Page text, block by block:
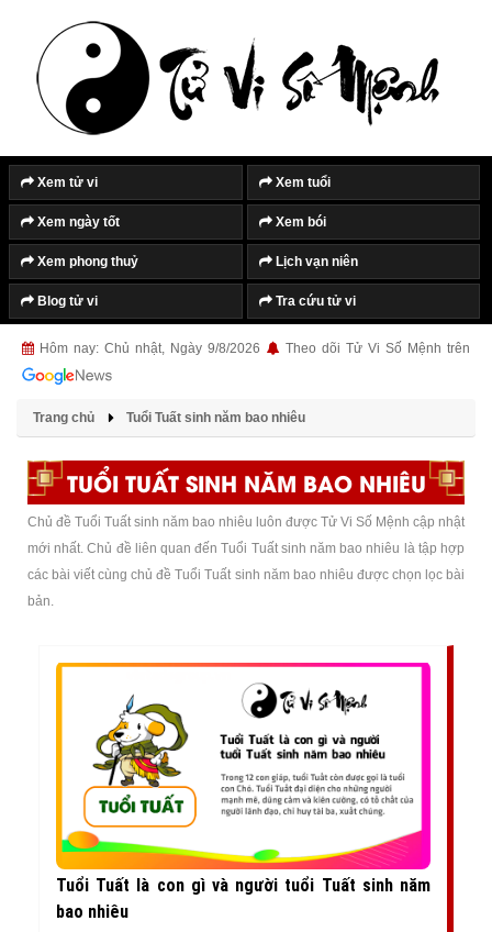
Xem tử vi Xem tuổi
Xem ngày tốt Xem bói
Xem phong thuỷ Lịch vạn niên
Blog tử vi Tra cứu tử vi
Hôm nay: Chủ nhật, Ngày 9/8/2026 Theo dõi Tử Vi Số Mệnh trên
Trang chủ Tuổi Tuất sinh năm bao nhiêu
TUỔI TUẤT SINH NĂM BAO NHIÊU
Chủ đề Tuổi Tuất sinh năm bao nhiêu luôn được Tử Vi Số Mệnh cập nhật
mới nhất. Chủ đề liên quan đến Tuổi Tuất sinh năm bao nhiêu là tập hợp
các bài viết cùng chủ đề Tuổi Tuất sinh năm bao nhiêu được chọn lọc bài
bản.
Tuổi Tuất là con gì và người tuổi Tuất sinh năm
bao nhiêu